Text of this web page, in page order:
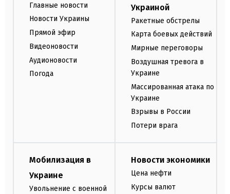
Главные новости
Новости Украины
Прямой эфир
Видеоновости
Аудионовости
Погода
Украиной
Ракетные обстрелы
Карта боевых действий
Мирные переговоры
Воздушная тревога в
Украине
Массированная атака по
Украине
Взрывы в России
Потери врага
Мобилизация в
Украине
Увольнение с военной
Новости экономики
Цена нефти
Курсы валют